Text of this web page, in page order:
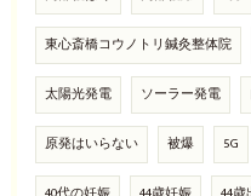
東心斎橋コウノトリ鍼灸整体院
太陽光発電 ソーラー発電
原発はいらない 被爆 5G